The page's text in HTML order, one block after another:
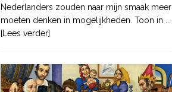
Nederlanders zouden naar mijn smaak meer
moeten denken in mogelijkheden. Toon in
[Lees verder]